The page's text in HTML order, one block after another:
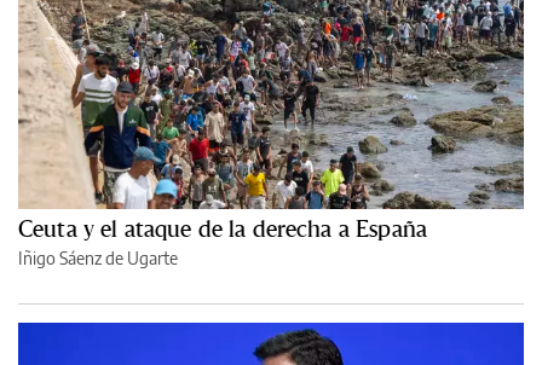
Ceuta y el ataque de la derecha a España
Iñigo Sáenz de Ugarte